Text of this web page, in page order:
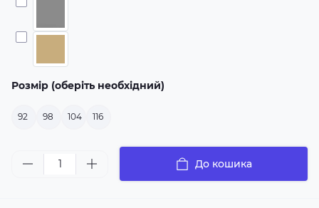
Розмір (оберіть необхідний)
92 98 104 116
До кошика